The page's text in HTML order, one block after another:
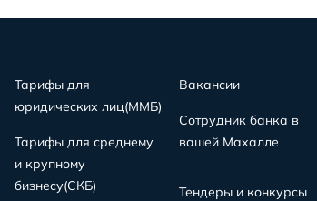
Тарифы для
юридических лиц(MMБ)
Тарифы для среднему
и крупному
бизнесу(СКБ)
Вакансии
Сотрудник банка в
вашей Махалле
Тендеры и конкурсы